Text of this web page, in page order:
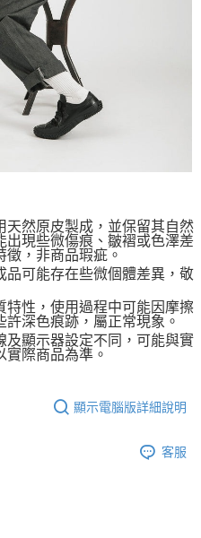
天然原皮製成，並保留其自然
出現些微傷痕、皺褶或色澤差
，非商品瑕疵。
品可能存在些微個體差異，敬
特性，使用過程中可能因摩擦
深色痕跡，屬正常現象。
及顯示器設定不同，可能與實
實際商品為準。
顯示電腦版詳細說明
客服